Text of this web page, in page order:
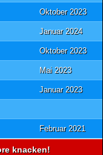
Oktober 2023
Januar 2024
Oktober 2023
Mai 2023
Januar 2023
Februar 2021
knacken!